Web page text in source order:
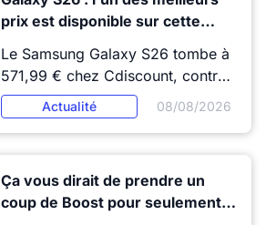
qu'un simple forfait généreux ! Et
si vous avez une Freebox, il
devient carrément imbattable...
prix est disponible sur cette
Le Samsung Galaxy S26 tombe à
571,99 € chez Cdiscount, contre
799 € au tarif officiel Samsung.
Voici ce que ça change pour
votre budget.
Actualité 08/08/2026
Ça vous dirait de prendre un
coup de Boost pour seulement